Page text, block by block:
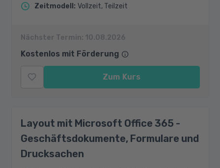
Zeitmodell : Vollzeit, Teilzeit
Nächster Termin: 10.08.2026
Kostenlos mit Förderung
Zum Kurs
Layout mit Microsoft Office 365 -
Geschäftsdokumente, Formulare und
Drucksachen